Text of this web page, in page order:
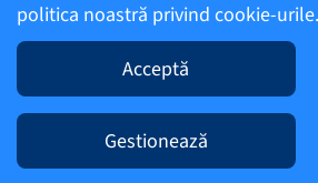
Informații despre companie
politica noastră privind cookie-urile.
Acceptă
Gestionează